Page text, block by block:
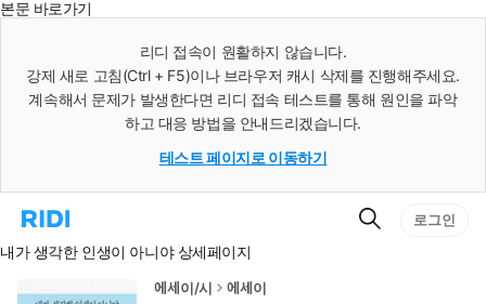
본문 바로가기
리디 접속이 원활하지 않습니다.
강제 새로 고침(Ctrl + F5)이나 브라우저 캐시 삭제를 진행해주세요.
계속해서 문제가 발생한다면 리디 접속 테스트를 통해 원인을 파악
하고 대응 방법을 안내드리겠습니다.
테스트 페이지로 이동하기
리
홈
검
로그인
내가 생각한 인생이 아니야 상세페이지
에세이/시 에세이